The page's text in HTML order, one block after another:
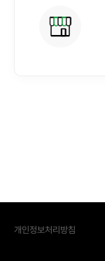
개인정보처리방침